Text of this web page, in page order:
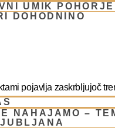
UMIK
DOHODNINO
NAHAJAMO –
pojavlja zaskrbljujoč
za
in trezen premislek v